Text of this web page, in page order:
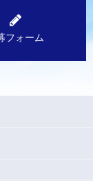
フォーム